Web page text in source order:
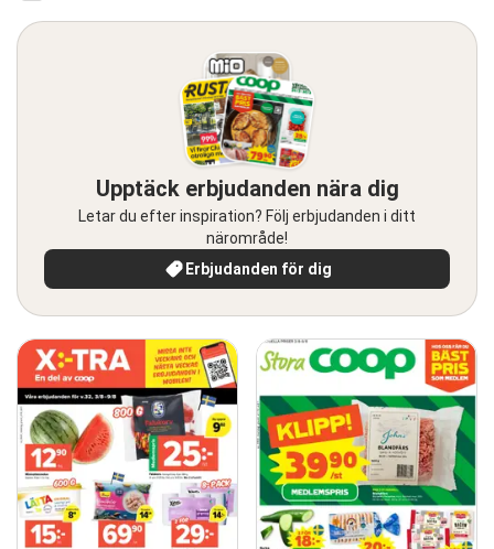
Upptäck erbjudanden nära dig
Letar du efter inspiration? Följ erbjudanden i ditt
närområde!
Erbjudanden för dig